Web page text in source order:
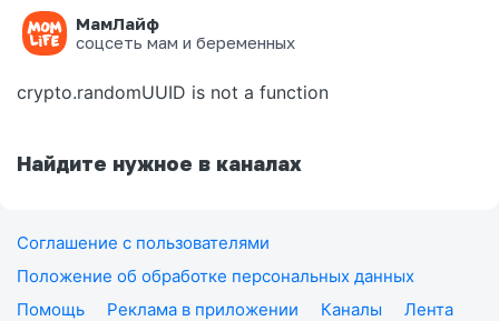
МамЛайф
соцсеть мам и беременных
Ошибка на странице
crypto.randomUUID is not a function
Найдите нужное в каналах
Соглашение с пользователями
Положение об обработке персональных данных
Помощь
Реклама в приложении Каналы
Лента